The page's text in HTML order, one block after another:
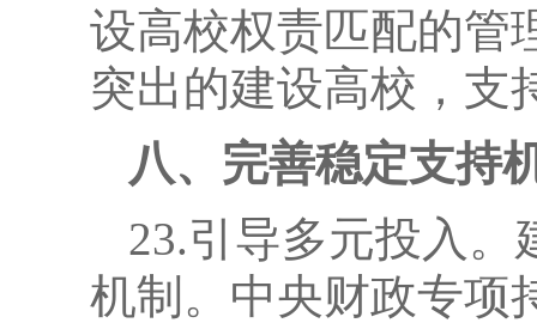
设高校权责匹配的管
突出的建设高校，支
八、完善稳定支持
23.引导多元投入
机制。中央财政专项